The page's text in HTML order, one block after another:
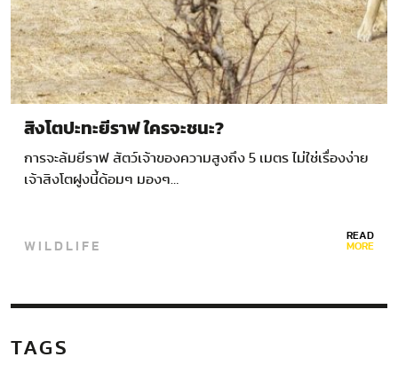
สิงโตปะทะยีราฟ ใครจะชนะ?
การจะล้มยีราฟ สัตว์เจ้าของความสูงถึง 5 เมตร ไม่ใช่เรื่องง่าย
เจ้าสิงโตฝูงนี้ด้อมๆ มองๆ…
WILDLIFE READ
MORE
TAGS